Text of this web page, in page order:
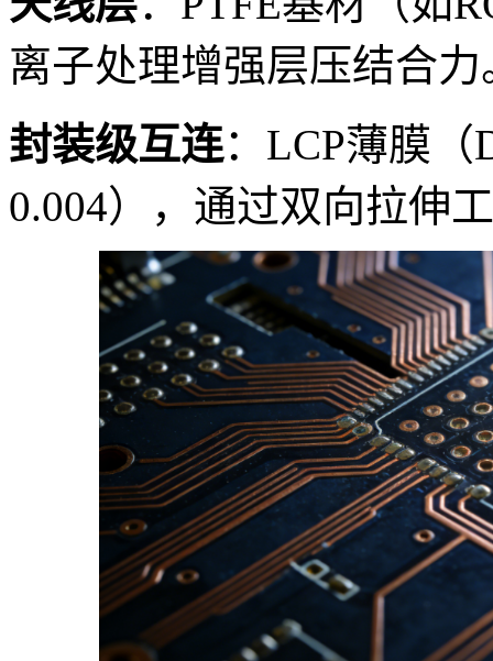
离子处理增强层压结合力
封装级互连：LCP薄膜（
0.004），通过双向拉伸